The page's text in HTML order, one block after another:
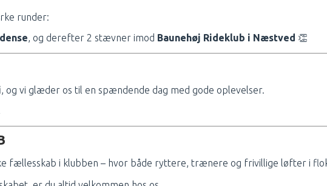
runder:
, og derefter 2 stævner imod Baunehøj Rideklub i Næstved 👏
, og vi glæder os til en spændende dag med gode oplevelser.
fællesskab i klubben – hvor både ryttere, trænere og frivillige løfter i